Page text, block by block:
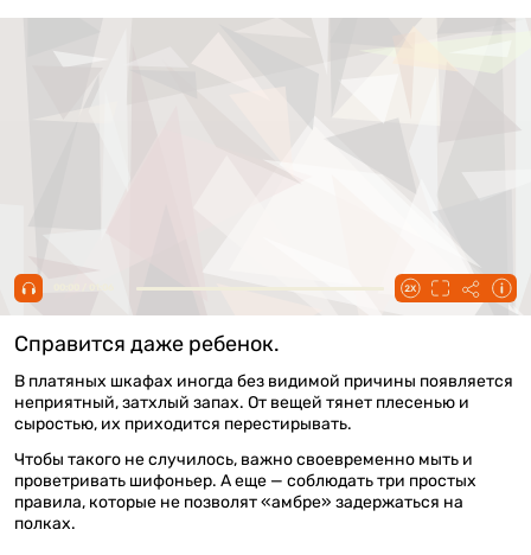
Справится даже ребенок.
В платяных шкафах иногда без видимой причины появляется
неприятный, затхлый запах. От вещей тянет плесенью и
сыростью, их приходится перестирывать.
Чтобы такого не случилось, важно своевременно мыть и
проветривать шифоньер. А еще — соблюдать три простых
правила, которые не позволят «амбре» задержаться на
полках.